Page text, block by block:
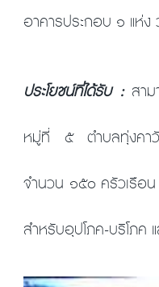
อาคารประกอบ ๑ แห่ง
ประโยชน์ที่ได้รับ :สาม
หมู่ที่ ๕ ตำบลทุ่งคา
จำนวน ๑๕๐ ครัวเรือ
สำหรับอุปโภค-บริโภค